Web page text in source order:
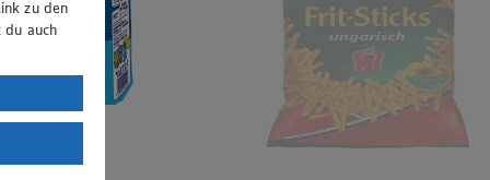
zu den
auch
DSGVO
mit
das